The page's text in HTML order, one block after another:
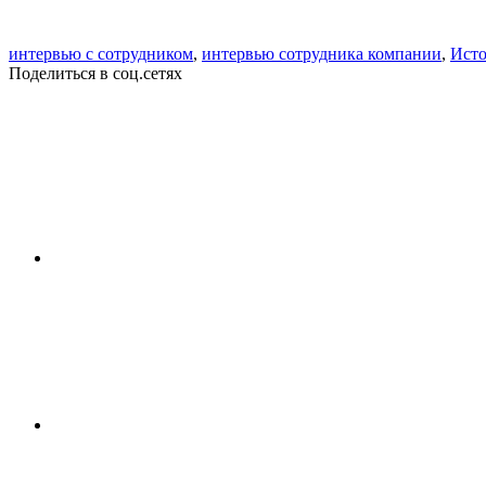
интервью с сотрудником, интервью сотрудника компании,
Поделиться в соц.сетях